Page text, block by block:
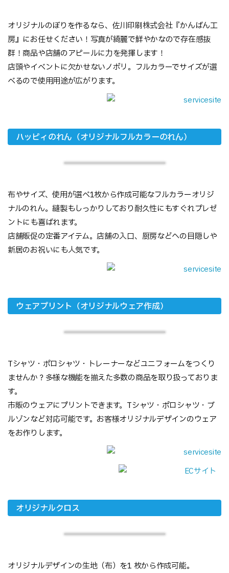
オリジナルのぼりを作るなら、佐川印刷株式会社『かんばん工
房』にお任せください！写真が綺麗で鮮やかなので存在感抜
群！商品や店舗のアピールに力を発揮します！
店頭やイベントに欠かせないノボリ。フルカラーでサイズが選
べるので使用用途が広がります。
ハッピィのれん（オリジナルフルカラーのれん）
布やサイズ、使用が選べ1枚から作成可能なフルカラーオリジ
ナルのれん。縫製もしっかりしており耐久性にもすぐれプレゼ
ントにも喜ばれます。
店舗販促の定番アイテム。店舗の入口、厨房などへの目隠しや
新居のお祝いにも人気です。
ウェアプリント（オリジナルウェア作成）
Tシャツ・ポロシャツ・トレーナーなどユニフォームをつくり
ませんか？多様な機能を揃えた多数の商品を取り扱っておりま
す。
市販のウェアにプリントできます。Tシャツ・ポロシャツ・ブ
ルゾンなど対応可能です。お客様オリジナルデザインのウェア
をお作りします。
オリジナルクロス
オリジナルデザインの生地（布）を1 枚から作成可能。